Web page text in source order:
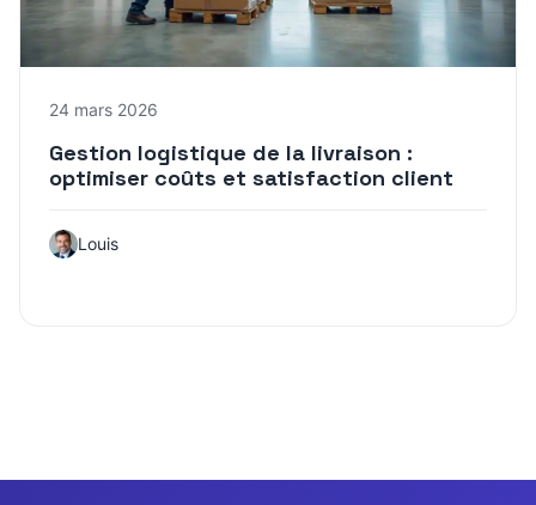
24 mars 2026
Gestion logistique de la livraison :
optimiser coûts et satisfaction client
Louis